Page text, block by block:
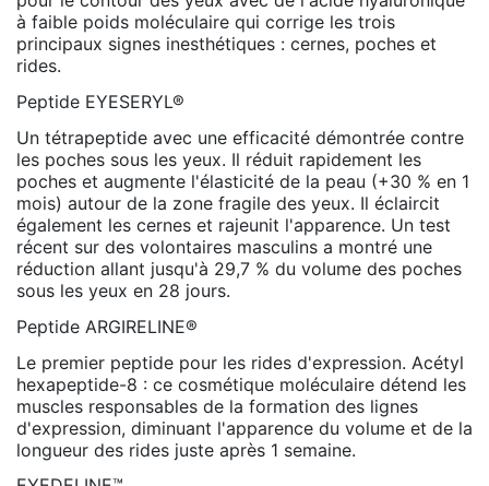
à faible poids moléculaire qui corrige les trois
principaux signes inesthétiques : cernes, poches et
rides.
Peptide EYESERYL®
Un tétrapeptide avec une efficacité démontrée contre
les poches sous les yeux. Il réduit rapidement les
poches et augmente l'élasticité de la peau (+30 % en 1
mois) autour de la zone fragile des yeux. Il éclaircit
également les cernes et rajeunit l'apparence. Un test
récent sur des volontaires masculins a montré une
réduction allant jusqu'à 29,7 % du volume des poches
sous les yeux en 28 jours.
Peptide ARGIRELINE®
Le premier peptide pour les rides d'expression. Acétyl
hexapeptide-8 : ce cosmétique moléculaire détend les
muscles responsables de la formation des lignes
d'expression, diminuant l'apparence du volume et de la
longueur des rides juste après 1 semaine.